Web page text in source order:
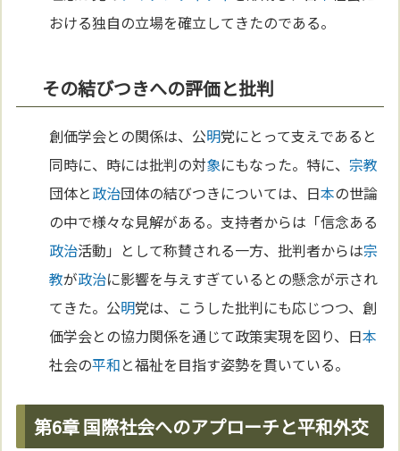
おける独自の立場を確立してきたのである。
その結びつきへの評価と批判
創価学会との関係は、公明党にとって支えであると
同時に、時には批判の対象にもなった。特に、 宗教
団体と政治団体の結びつきについては、日本の世論
の中で様々な見解がある。支持者からは「信念ある
政治活動」として称賛される一方、批判者からは宗
教が政治に影響を与えすぎているとの懸念が示され
てきた。公明党は、こうした批判にも応じつつ、創
価学会との協力関係を通じて政策実現を図り、日本
社会の平和と福祉を目指す姿勢を貫いている。
第6章 国際社会へのアプローチと平和外交